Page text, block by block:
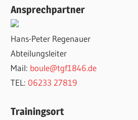
Ansprechpartner
Hans-Peter Regenauer
Abteilungsleiter
Mail: boule@tgf1846.de
TEL: 06233 27819
Trainingsort